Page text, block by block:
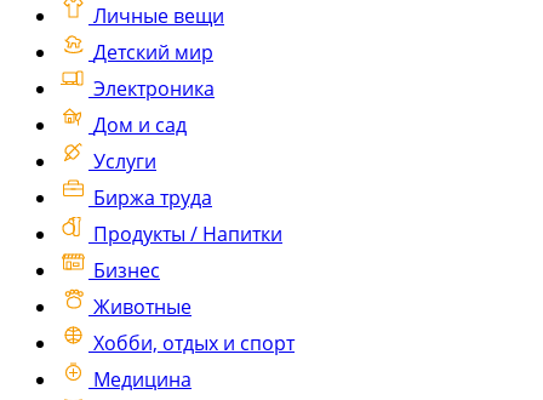
Личные вещи
Детский мир
Электроника
Дом и сад
Услуги
Биржа труда
Продукты / Напитки
Бизнес
Животные
Хобби, отдых и спорт
Медицина